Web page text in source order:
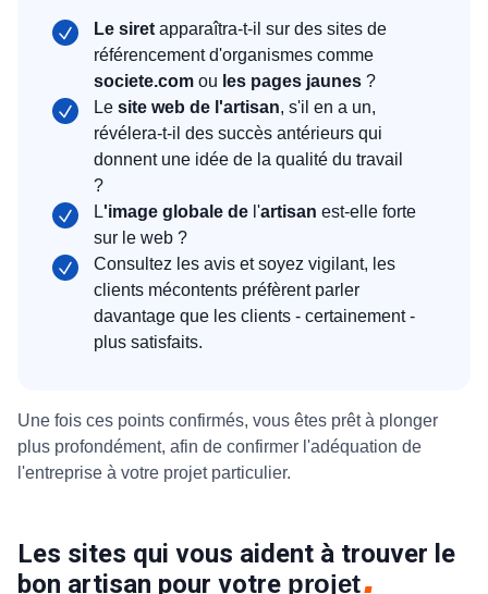
Le siret apparaîtra-t-il sur des sites de
référencement d'organismes comme
societe.com ou les pages jaunes ?
Le site web de l'artisan, s'il en a un,
révélera-t-il des succès antérieurs qui
donnent une idée de la qualité du travail
?
L'image globale de l'artisan est-elle forte
sur le web ?
Consultez les avis et soyez vigilant, les
clients mécontents préfèrent parler
davantage que les clients - certainement -
plus satisfaits.
Une fois ces points confirmés, vous êtes prêt à plonger
plus profondément, afin de confirmer l'adéquation de
l'entreprise à votre projet particulier.
Les sites qui vous aident à trouver le
bon artisan pour votre projet